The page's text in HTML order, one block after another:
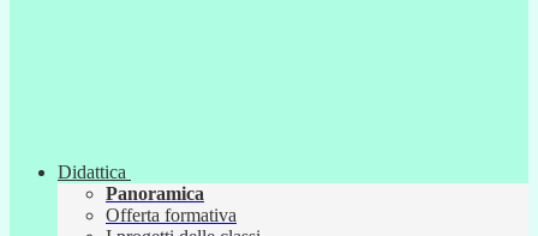
Didattica
Panoramica
Offerta formativa